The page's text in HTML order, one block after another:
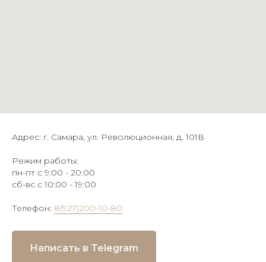
Адрес: г. Самара, ул. Революционная, д. 101В
Режим работы:
пн-пт с 9:00 - 20:00
сб-вс с 10:00 - 19:00
Телефон: 8(927)200-10-80
Написать в Telegram